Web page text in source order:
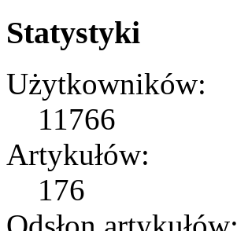
Statystyki
Użytkowników:
11766
Artykułów:
176